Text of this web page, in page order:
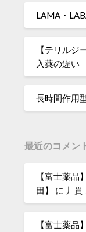
LAMA・
【テリル
入薬の違い
長時間作用
最近のコメン
【富士薬
田】
に 丿貫
【富士薬